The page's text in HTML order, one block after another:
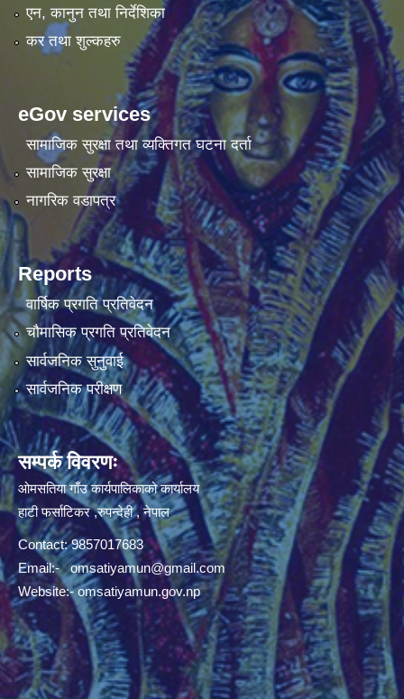
एन, कानुन तथा निर्देशिका
कर तथा शुल्कहरु
eGov services
सामाजिक सुरक्षा तथा व्यक्तिगत घटना दर्ता
सामाजिक सुरक्षा
नागरिक वडापत्र
Reports
वार्षिक प्रगति प्रतिवेदन
चौमासिक प्रगति प्रतिवेदन
सार्वजनिक सुनुवाई
सार्वजनिक परीक्षण
सम्पर्क विवरणः
ओमसतिया गाँउ कार्यपालिकाको कार्यालय
हाटी फर्साटिकर ,रुपन्देही , नेपाल
Contact: 9857017683
Email:-omsatiyamun@gmail.com
Website:- omsatiyamun.gov.np